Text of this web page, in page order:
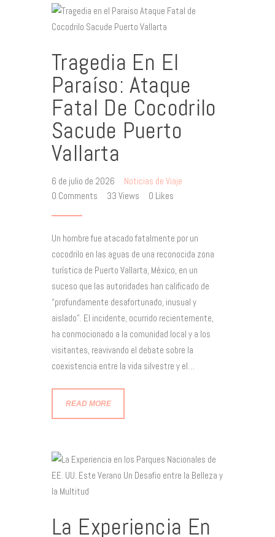
Tragedia En El
Paraíso: Ataque
Fatal De Cocodrilo
Sacude Puerto
Vallarta
6 de julio de 2026
Noticias de Viaje
0 Comments 33 Views 0 Likes
Un hombre fue atacado fatalmente por un
cocodrilo en las aguas de una reconocida zona
turística de Puerto Vallarta, México, en un
suceso que las autoridades han calificado de
“profundamente desafortunado, inusual y
aislado”. El incidente, ocurrido recientemente,
ha conmocionado a la comunidad local y a los
visitantes, reavivando el debate sobre la
coexistencia entre la vida silvestre y el…
READ MORE
La Experiencia En